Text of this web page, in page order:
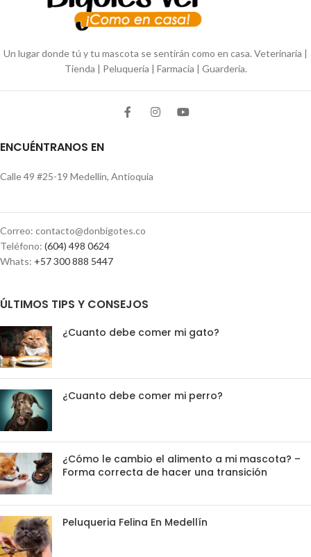
del control del pH por medio de un
acidificante en el alimento.
genera saciedad y apoya la
eliminación de bolas de pelo.
Un lugar donde tú y tu mascota se sentirán como en casa. Veterinaria |
Tienda | Peluquería | Farmacia | Guardería.
ENCUÉNTRANOS EN
Calle 49 #25-19 Medellín, Antioquia
Correo: contacto@donbigotes.co
Teléfono: (604) 498 0624
Whats: +57 300 888 5447
ÚLTIMOS TIPS Y CONSEJOS
¿Cuanto debe comer mi gato?
¿Cuanto debe comer mi perro?
¿Cómo le cambio el alimento a mi mascota? –
Forma correcta de hacer una transición
Peluqueria Felina En Medellín